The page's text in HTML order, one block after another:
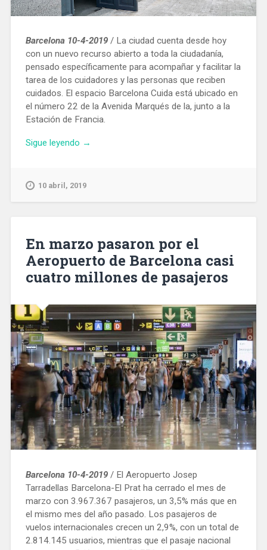
Barcelona 10-4-2019/ La ciudad cuenta desde hoy
con un nuevo recurso abierto a toda la ciudadanía,
pensado específicamente para acompañar y facilitar la
tarea de los cuidadores y las personas que reciben
cuidados. El espacio Barcelona Cuida está ubicado en
el número 22 de la Avenida Marqués de la, junto a la
Estación de Francia.
Sigue leyendo «Barcelona
centro
las
cuidadoras
y
reciben
cuidados»
→
10 abril, 2019
En marzo pasaron por el
Aeropuerto de Barcelona casi
cuatro millones de pasajeros
Barcelona 10-4-2019/ El Aeropuerto Josep
Tarradellas Barcelona-El Prat ha cerrado el mes de
marzo con 3.967.367 pasajeros, un 3,5% más que en
el mismo mes del año pasado. Los pasajeros de
vuelos internacionales crecen un 2,9%, con un total de
2.814.145 usuarios, mientras que el pasaje nacional